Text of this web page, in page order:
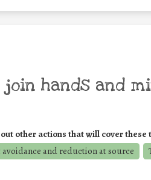
join hands and
other actions that will cover these
and reduction at source